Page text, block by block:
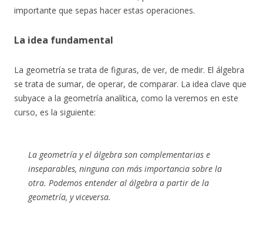
importante que sepas hacer estas operaciones.
La idea fundamental
La geometría se trata de figuras, de ver, de medir. El álgebra
se trata de sumar, de operar, de comparar. La idea clave que
subyace a la geometría analítica, como la veremos en este
curso, es la siguiente:
La geometría y el álgebra son complementarias e
inseparables, ninguna con más importancia sobre la
otra. Podemos entender al álgebra a partir de la
geometría, y viceversa.